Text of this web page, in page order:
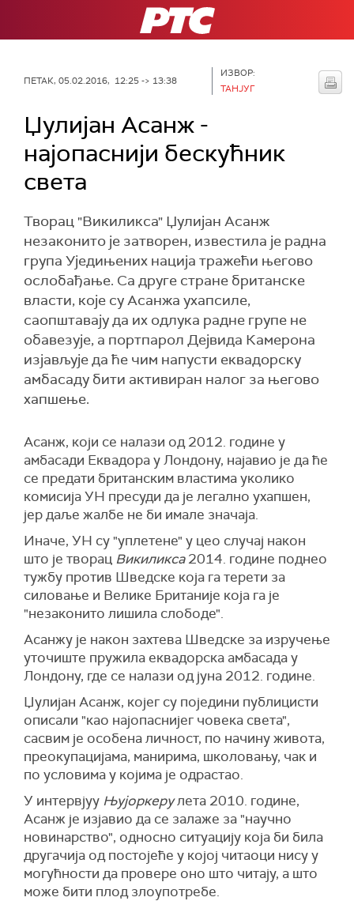
РТС
ПЕТАК, 05.02.2016, 12:25 -> 13:38
ИЗВОР:
ТАНЈУГ
Џулијан Асанж -
најопаснији бескућник
света
Творац "Викиликса" Џулијан Асанж
незаконито је затворен, известила је радна
група Уједињених нација тражећи његово
ослобађање. Са друге стране британске
власти, које су Асанжа ухапсиле,
саопштавају да их одлука радне групе не
обавезује, а портпарол Дејвида Камерона
изјављује да ће чим напусти еквадорску
амбасаду бити активиран налог за његово
хапшење.
Асанж, који се налази од 2012. године у
амбасади Еквадора у Лондону, најавио је да ће
се предати британским властима уколико
комисија УН пресуди да је легално ухапшен,
јер даље жалбе не би имале значаја.
Иначе, УН су "уплетене" у цео случај након
што је творац Викиликса2014. године поднео
тужбу против Шведске која га терети за
силовање и Велике Британије која га је
"незаконито лишила слободе".
Асанжу је након захтева Шведске за изручење
уточиште пружила еквадорска амбасада у
Лондону, где се налази од јуна 2012. године.
Џулијан Асанж, којег су поједини публицисти
описали "као најопаснијег човека света",
сасвим је особена личност, по начину живота,
преокупацијама, манирима, школовању, чак и
по условима у којима је одрастао.
У интервјуу Њујоркерулета 2010. године,
Асанж је изјавио да се залаже за "научно
новинарство", односно ситуацију која би била
другачија од постојеће у којој читаоци нису у
могућности да провере оно што читају, а што
може бити плод злоупотребе.